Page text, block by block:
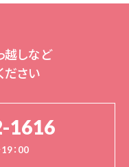
越しなど
ださい
1616
：00